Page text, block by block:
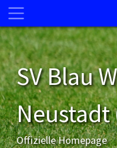
SV Blau
Neustadt
Offizielle Homepage